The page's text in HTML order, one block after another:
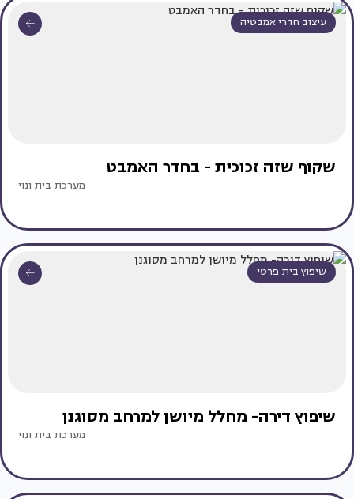
עיצוב חדרי אמבטיה
שקוף שזה זכוכית - בחדר האמבט
מערכת בית ונוי
שיפוץ בית פרטי
שיפוץ דירה- מחלל מיושן למרחב מסוגנן
מערכת בית ונוי